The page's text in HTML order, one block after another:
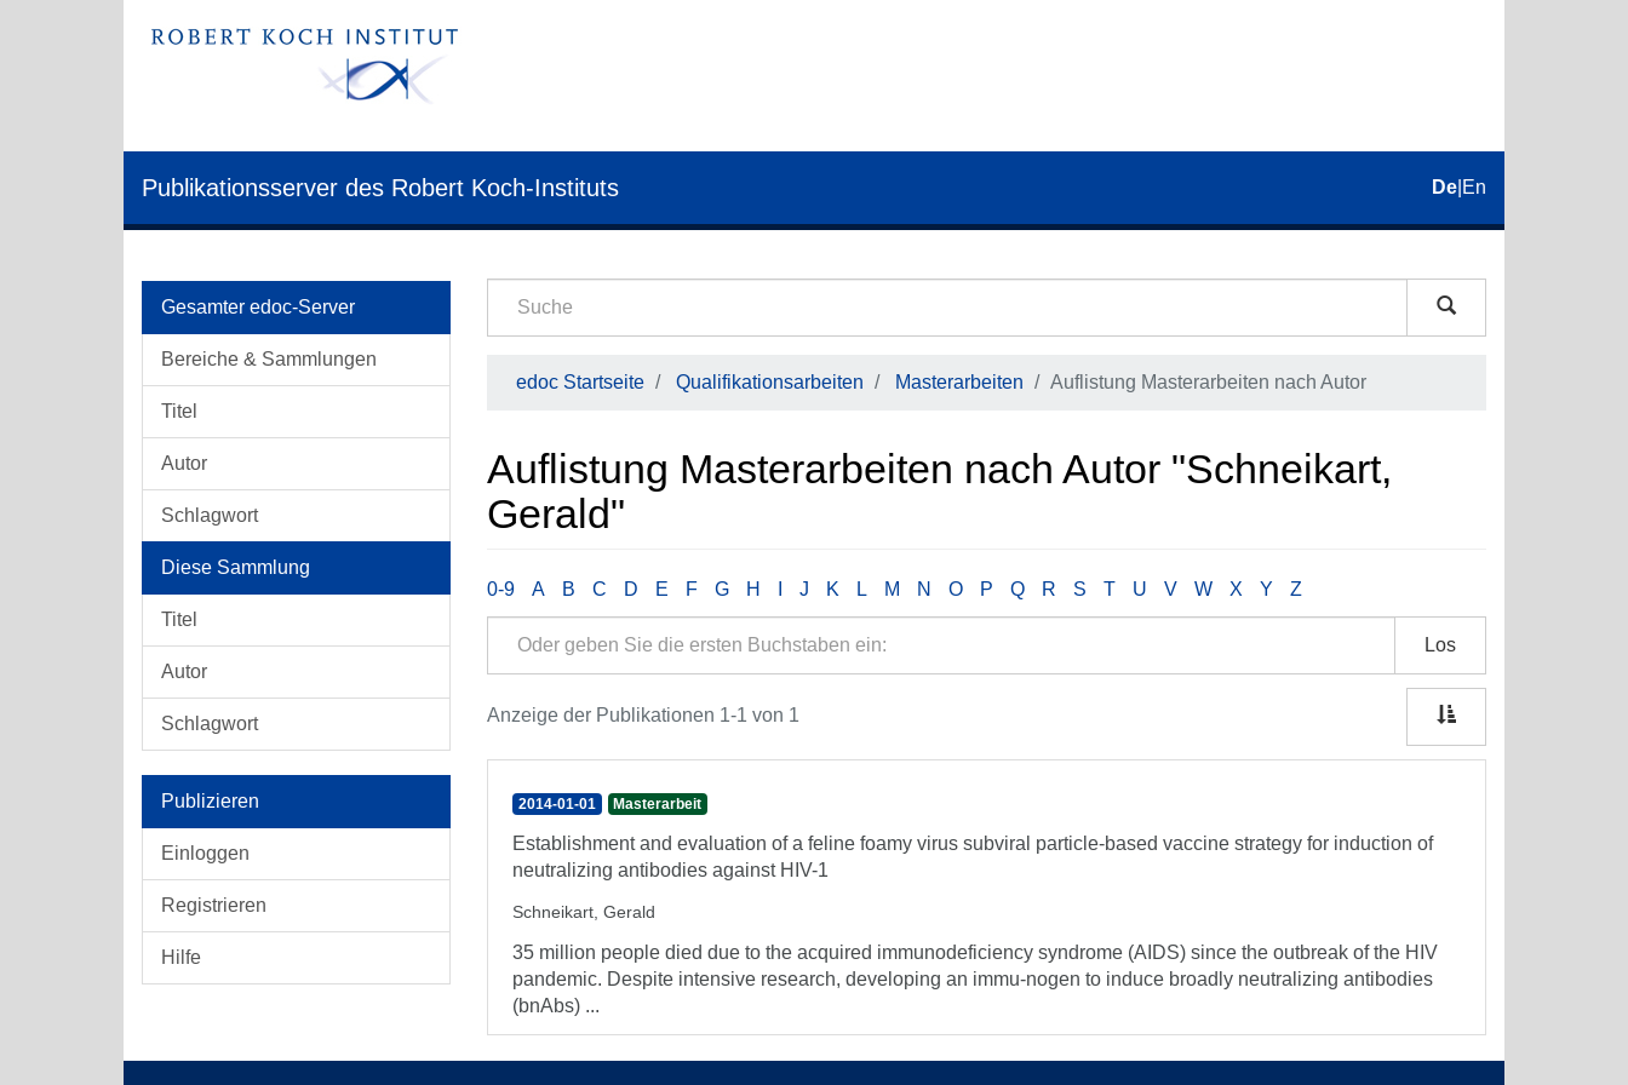
Publikationsserver des Robert Koch-Instituts De En
Gesamter edoc-Server
Bereiche & Sammlungen
Titel
Autor
Schlagwort
Diese Sammlung
Titel
Autor
Schlagwort
Publizieren
Einloggen
Registrieren
Hilfe
edoc Startseite Qualifikationsarbeiten Masterarbeiten Auflistung Masterarbeiten nach Autor
Auflistung Masterarbeiten nach Autor "Schneikart,
Gerald"
0-9 A B C D E F G H J K L M N O P Q R S T U V W X Y Z
Los
Anzeige der Publikationen 1-1 von 1
2014-01-01 Masterarbeit
Establishment and evaluation of a feline foamy virus subviral particle-based vaccine strategy for induction of
neutralizing antibodies against HIV-1
Schneikart, Gerald
35 million people died due to the acquired immunodeficiency syndrome (AIDS) since the outbreak of the HIV
pandemic. Despite intensive research, developing an immu-nogen to induce broadly neutralizing antibodies
(bnAbs) ...